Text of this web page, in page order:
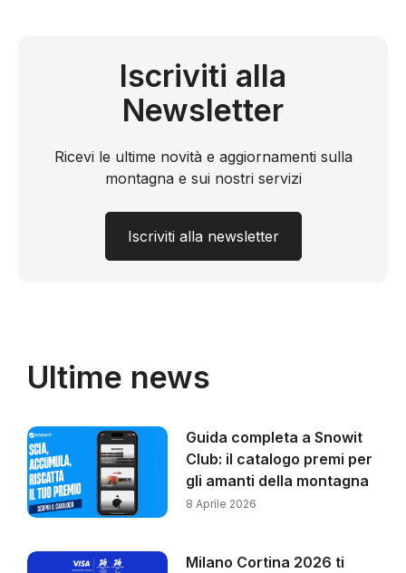
Iscriviti alla
Newsletter
Ricevi le ultime novità e aggiornamenti sulla
montagna e sui nostri servizi
Iscriviti alla newsletter
Ultime news
Guida completa a Snowit
Club: il catalogo premi per
gli amanti della montagna
8 Aprile 2026
Milano Cortina 2026 ti